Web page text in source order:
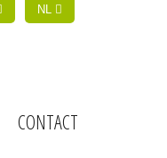
NL
CONTACT